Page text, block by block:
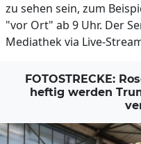
zu sehen sein, zum
"vor Ort" ab 9 Uhr. Der
Mediathek via Live-
FOTOSTRECKE:
heftig werden